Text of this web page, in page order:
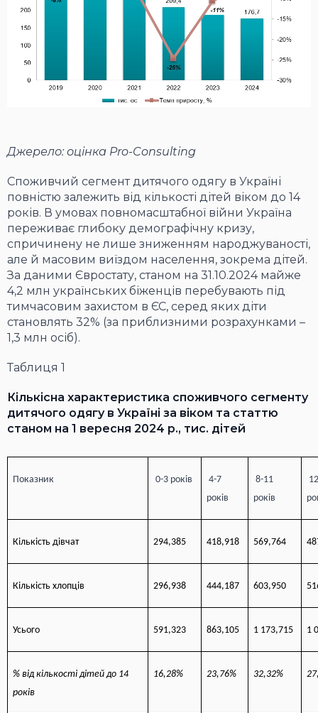
Джерело: оцінка Pro-Consulting
Споживчий сегмент дитячого одягу в Україні
повністю залежить від кількості дітей віком до 14
років. В умовах повномасштабної війни Україна
переживає глибоку демографічну кризу,
спричинену не лише зниженням народжуваності,
але й масовим виїздом населення, зокрема дітей.
За даними Євростату, станом на 31.10.2024 майже
4,2 млн українських біженців перебувають під
тимчасовим захистом в ЄС, серед яких діти
становлять 32% (за приблизними розрахунками –
1,3 млн осіб).
Таблиця 1
Кількісна характеристика споживчого сегменту
дитячого одягу в Україні за віком та статтю
станом на 1 вересня 2024 р., тис. дітей
Показник 0-3 років
4-7
років
8-11
років
Кількість дівчат 294,385 418,918 569,764
Кількість хлопців 296,938 444,187 603,950
Усього 591,323 863,105 1 173,715 1
% від кількості дітей до 14
років
16,28% 23,76% 32,32%